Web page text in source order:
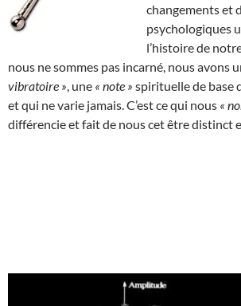
changements et
psychologiques
l’histoire de
nous ne sommes pas incarné, nous avons
vibratoire » , une « note » spirituelle de base
et qui ne varie jamais. C’est ce qui nous «
différencie et fait de nous cet être distinct